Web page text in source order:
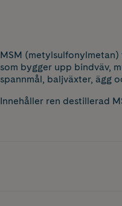
MSM
som bygger upp bindväv,
spannmål, baljväxter, ägg
Innehåller ren destillerad